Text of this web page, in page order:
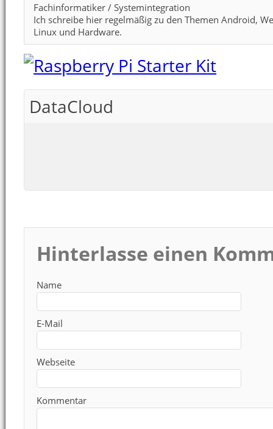
Fachinformatiker / Systemintegration
Ich schreibe hier regelmäßig zu den Themen Android,
Linux und Hardware.
DataCloud
Hinterlasse einen
Name
E-Mail
Webseite
Kommentar